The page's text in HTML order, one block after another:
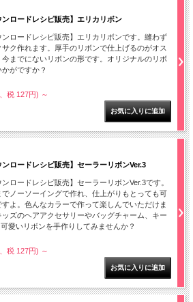
ンロードレシピ販売】エリカリボン
ンロードレシピ販売】エリカリボンです。縫わず
サク作れます。厚手のリボンで仕上げるのがオス
今までにないリボンの形です。オリジナルのリボ
かがですか？
税 127円) ～
ンロードレシピ販売】セーラーリボンVer.3
ンロードレシピ販売】セーラーリボンVer.3です。
でノーソーイングで作れ、仕上がりもとっても可
すよ。色んなカラーで作って楽しんでいただけま
ッズのヘアアクセサリーやバッグチャーム、キー
愛いリボンを手作りしてみませんか？
税 127円) ～